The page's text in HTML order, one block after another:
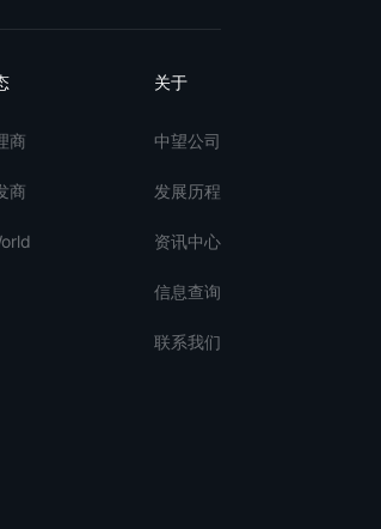
商
商
关于
中望公司
发展历程
资讯中心
信息查询
联系我们